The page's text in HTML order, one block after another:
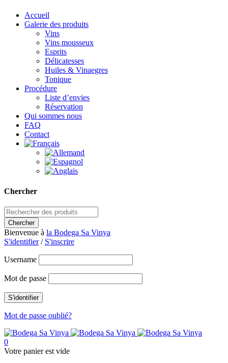
Accueil
Galerie des produits
Vins
Vins mousseux
Esprits
Délicatesses
Huiles & Vinaegres
Tonique
Procédure
Liste d’envies
Réservation
Qui sommes nous
FAQ
Contact
Chercher
Bienvenue à la Bodega Sa Vinya
S'identifier/ S'inscrire
Username
Mot de passe
Mot de passe oublié?
0
Votre panier est vide